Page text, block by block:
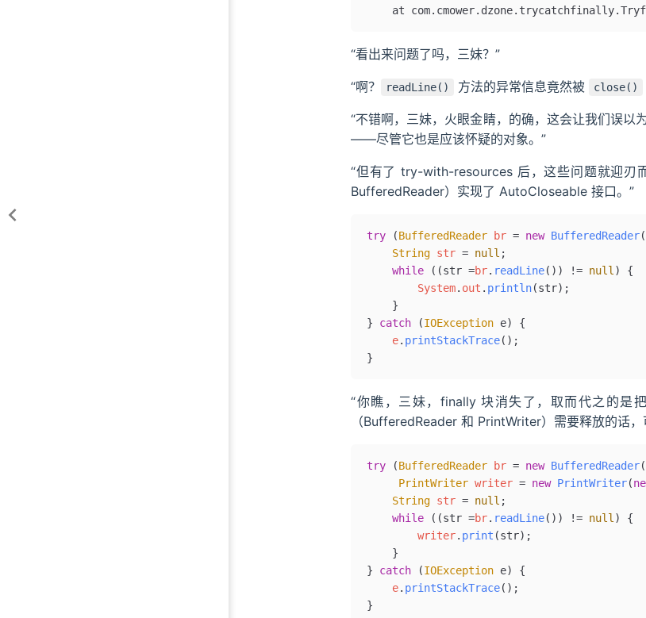
at
“看出来问题了吗，三妹？”
“啊？ readLine() 方法的异常信息竟然被 close()
“不错啊，三妹，火眼金睛，的确，这会让我们误以
——尽管它也是应该怀疑的对象。”
“但有了 try-with-resources 后，这些问题就迎刃
BufferedReader）实现了 AutoCloseable 接口。”
try (BufferedReader br = new BufferedReader(
    String
str = null ;
    while
((str =br. readLine() ) != null ) {
        System
. out . println(str);
    }
} catch (IOException e) {
    e
. printStackTrace();
}
“你瞧，三妹，finally 块消失了，取而代之的是
（BufferedReader 和 PrintWriter）需要释放的话
try (BufferedReader br = new BufferedReader(
     PrintWriter
writer = new PrintWriter(
    String
str = null ;
    while
((str =br. readLine() ) != null ) {
        writer
. print (str);
    }
} catch (IOException e) {
    e
. printStackTrace();
}